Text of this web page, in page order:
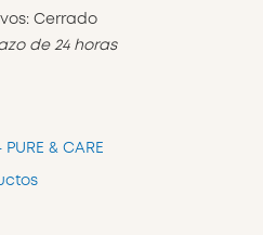
Cerrado
de 24 horas
& CARE